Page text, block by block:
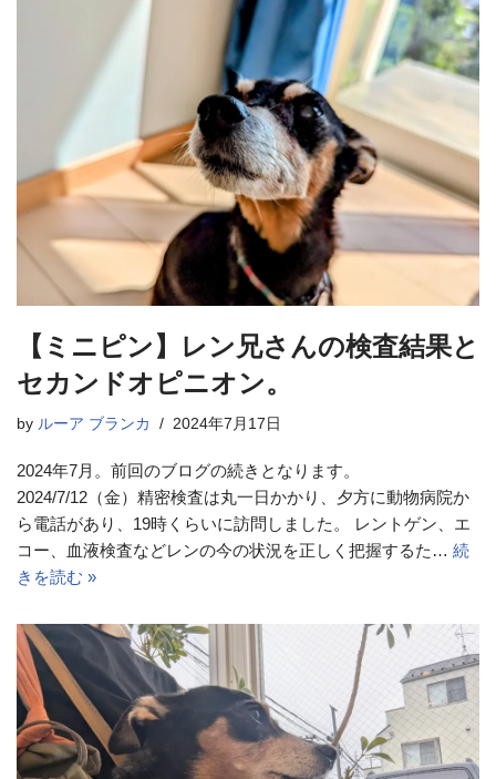
【ミニピン】レン兄さんの検査結果と
セカンドオピニオン。
by ルーア ブランカ 2024年7月17日
2024年7月。前回のブログの続きとなります。
2024/7/12（金）精密検査は丸一日かかり、夕方に動物病院か
ら電話があり、19時くらいに訪問しました。 レントゲン、エ
コー、血液検査などレンの今の状況を正しく把握するた… 続
きを読む »